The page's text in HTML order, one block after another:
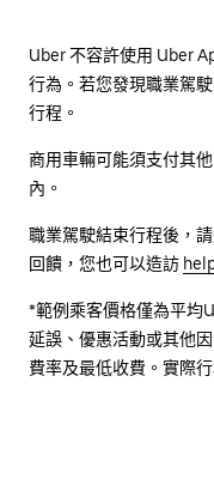
Uber 不容許使用 Uber
行為。若您發現職業駕
行程。
商用車輛可能須支付其
內。
職業駕駛結束行程後，
回饋，您也可以造訪
*範例乘客價格僅為平均
延誤、優惠活動或其他
費率及最低收費。實際